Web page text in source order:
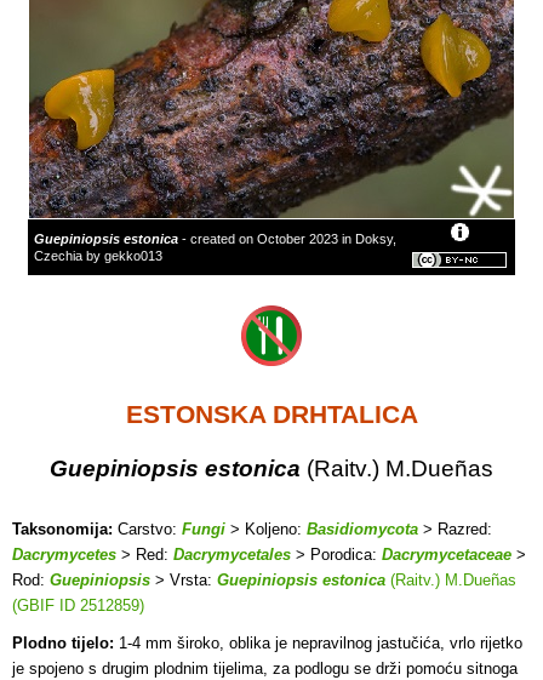
Guepiniopsis estonica - created on October 2023 in Doksy,
Czechia by gekko013
ESTONSKA DRHTALICA
Guepiniopsis estonica (Raitv.) M.Dueñas
Taksonomija: Carstvo: Fungi > Koljeno: Basidiomycota > Razred:
Dacrymycetes > Red: Dacrymycetales > Porodica: Dacrymycetaceae >
Rod: Guepiniopsis > Vrsta: Guepiniopsis estonica (Raitv.) M.Dueñas
(GBIF ID 2512859)
Plodno tijelo: 1-4 mm široko, oblika je nepravilnog jastučića, vrlo rijetko
je spojeno s drugim plodnim tijelima, za podlogu se drži pomoću sitnoga